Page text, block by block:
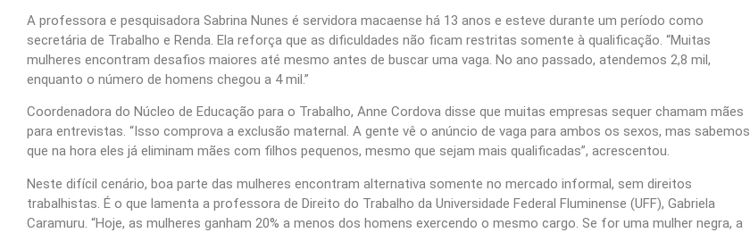
A professora e pesquisadora Sabrina Nunes é servidora macaense há 13 anos e esteve durante um período como
secretária de Trabalho e Renda. Ela reforça que as dificuldades não ficam restritas somente à qualificação. “Muitas
mulheres encontram desafios maiores até mesmo antes de buscar uma vaga. No ano passado, atendemos 2,8 mil,
enquanto o número de homens chegou a 4 mil.”
Coordenadora do Núcleo de Educação para o Trabalho, Anne Cordova disse que muitas empresas sequer chamam mães
para entrevistas. “Isso comprova a exclusão maternal. A gente vê o anúncio de vaga para ambos os sexos, mas sabemos
que na hora eles já eliminam mães com filhos pequenos, mesmo que sejam mais qualificadas”, acrescentou.
Neste difícil cenário, boa parte das mulheres encontram alternativa somente no mercado informal, sem direitos
trabalhistas. É o que lamenta a professora de Direito do Trabalho da Universidade Federal Fluminense (UFF), Gabriela
Caramuru. “Hoje, as mulheres ganham 20% a menos dos homens exercendo o mesmo cargo. Se for uma mulher negra, a